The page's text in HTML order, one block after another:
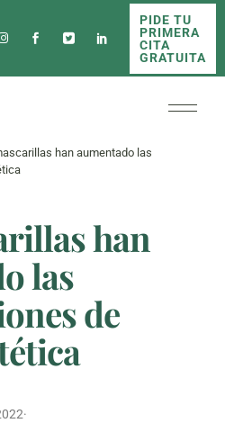
PIDE TU
PRIMERA
CITA
GRATUITA
han aumentado las
han
las
de
·